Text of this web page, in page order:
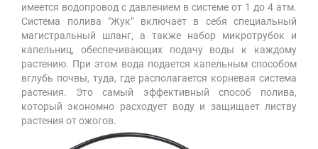
имеется водопровод с давлением в системе от 1 до 4 атм.
Система полива "Жук" включает в себя специальный
магистральный шланг, а также набор микротрубок и
капельниц, обеспечивающих подачу воды к каждому
растению. При этом вода подается капельным способом
вглубь почвы, туда, где располагается корневая система
растения. Это самый эффективный способ полива,
который экономно расходует воду и защищает листву
растения от ожогов.